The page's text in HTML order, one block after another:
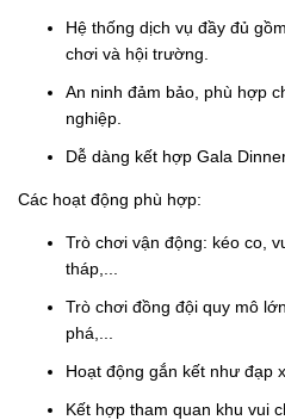
Hệ thống dịch vụ đầy đủ
chơi và hội trường.
An ninh đảm bảo, phù hợp
nghiệp.
Dễ dàng kết hợp Gala
Các hoạt động phù hợp:
Trò chơi vận động: kéo co,
tháp,...
Trò chơi đồng đội quy mô
phá,...
Hoạt động gắn kết như đạp
Kết hợp tham quan khu vui